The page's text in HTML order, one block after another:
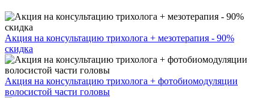
Акция на консультацию трихолога + мезотерапия - 90%
скидка
Акция на консультацию трихолога + фотобиомодуляции
волосистой части головы